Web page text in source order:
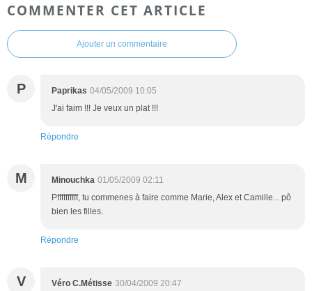
COMMENTER CET ARTICLE
Ajouter un commentaire
P Paprikas 04/05/2009 10:05
J'ai faim !!! Je veux un plat !!!
Répondre
M Minouchka 01/05/2009 02:11
Pffffffffff, tu commenes à faire comme Marie, Alex et Camille... pô
bien les filles.
Répondre
V Véro C.Métisse 30/04/2009 20:47